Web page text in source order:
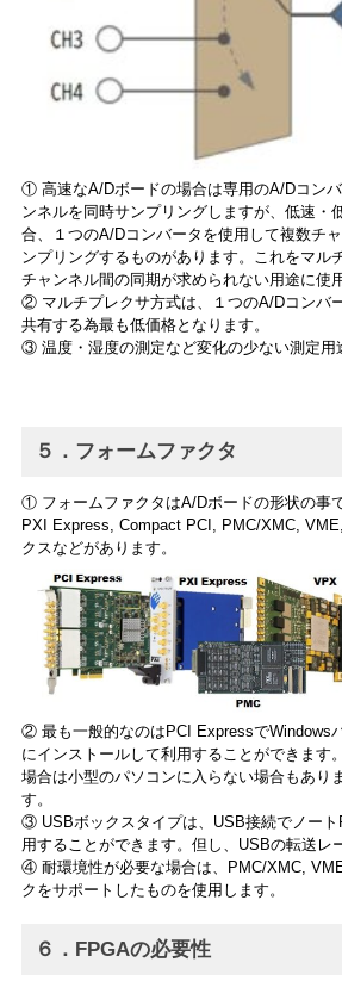
① 高速なA/Dボードの場合は専用のA/Dコン
ンネルを同時サンプリングしますが、低速・
合、１つのA/Dコンバータを使用して複数チ
ンプリングするものがあります。これをマル
チャンネル間の同期が求められない用途に使
② マルチプレクサ方式は、１つのA/Dコンバ
共有する為最も低価格となります。
③ 温度・湿度の測定など変化の少ない測定用
５．フォームファクタ
① フォームファクタはA/Dボードの形状の事
PXI Express, Compact PCI, PMC/XMC,
クスなどがあります。
② 最も一般的なのはPCI ExpressでWindows
にインストールして利用することができます
場合は小型のパソコンに入らない場合もあり
す。
③ USBボックスタイプは、USB接続でノート
用することができます。但し、USBの転送レ
④ 耐環境性が必要な場合は、PMC/XMC,
クをサポートしたものを使用します。
６．FPGAの必要性